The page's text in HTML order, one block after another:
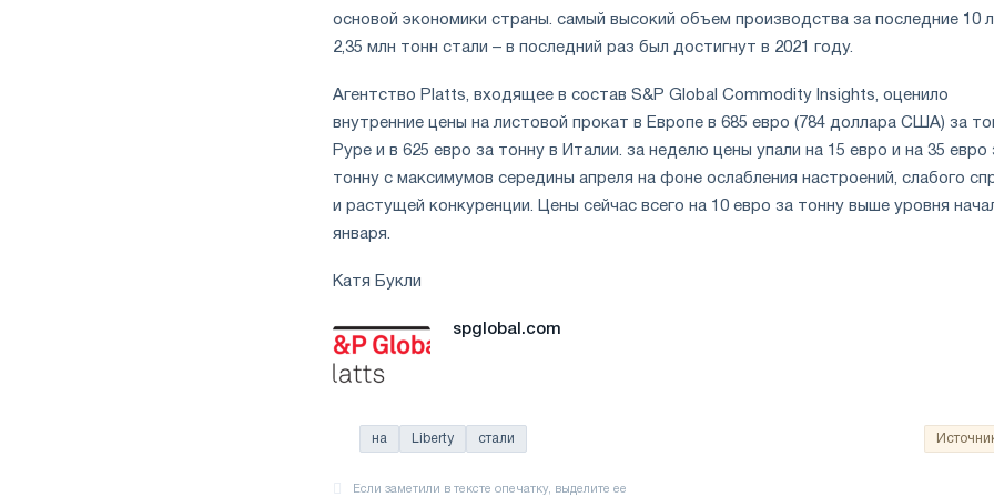
основой экономики страны. самый высокий объем производства за последние 10
2,35 млн тонн стали – в последний раз был достигнут в 2021 году.
Агентство Platts, входящее в состав S&P Global Commodity Insights, оценило
внутренние цены на листовой прокат в Европе в 685 евро (784 доллара США) за
Руре и в 625 евро за тонну в Италии. за неделю цены упали на 15 евро и на 35 евро
тонну с максимумов середины апреля на фоне ослабления настроений, слабого
и растущей конкуренции. Цены сейчас всего на 10 евро за тонну выше уровня
января.
Катя Букли
spglobal.com
на Liberty стали